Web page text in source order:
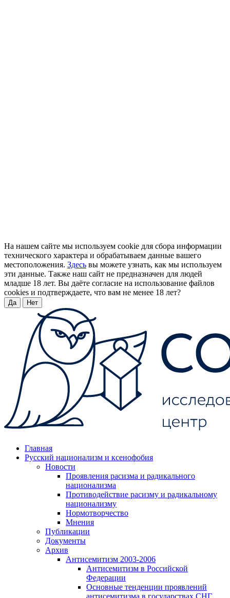
На нашем сайте мы используем cookie для сбора информации
технического характера и обрабатываем данные вашего
местоположения. Здесь вы можете узнать, как мы используем
эти данные. Также наш сайт не предназначен для людей
младше 18 лет. Вы даёте согласие на использование файлов
cookies и подтверждаете, что вам не менее 18 лет?
Да Нет
Главная
Русский национализм и ксенофобия
Новости
Проявления расизма и радикального
национализма
Противодействие расизму и радикальному
национализму
Нормотворчество
Мнения
Публикации
Документы
Архив
Антисемитизм 2003-2006
Антисемитизм в Российской
Федерации
Основные тенденции проявлений